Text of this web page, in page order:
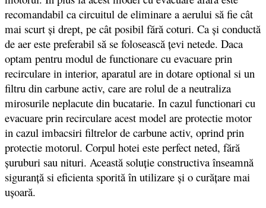
recomandabil ca circuitul de eliminare a aerului să fie cât
mai scurt şi drept, pe cât posibil fără coturi. Ca şi conductă
de aer este preferabil să se folosească ţevi netede. Daca
optam pentru modul de functionare cu evacuare prin
recirculare in interior, aparatul are in dotare optional si un
filtru din carbune activ, care are rolul de a neutraliza
mirosurile neplacute din bucatarie. In cazul functionari cu
evacuare prin recirculare acest model are protectie motor
in cazul imbacsiri filtrelor de carbune activ, oprind prin
protectie motorul. Corpul hotei este perfect neted, fără
şuruburi sau nituri. Această soluţie constructiva înseamnă
siguranţă si eficienta sporită în utilizare şi o curăţare mai
uşoară.